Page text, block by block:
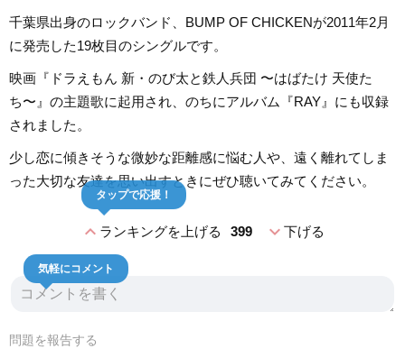
千葉県出身のロックバンド、BUMP OF CHICKENが2011年2月
に発売した19枚目のシングルです。
映画『ドラえもん 新・のび太と鉄人兵団 〜はばたけ 天使た
ち〜』の主題歌に起用され、のちにアルバム『RAY』にも収録
されました。
少し恋に傾きそうな微妙な距離感に悩む人や、遠く離れてしま
った大切な友達を思い出すときにぜひ聴いてみてください。
expand_lessランキングを上げる 399
タップで応援！
expand_more下げる
気軽にコメント
問題を報告する